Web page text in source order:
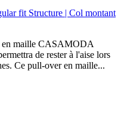
fit Structure | Col montant
en maille CASAMODA
de rester à l'aise lors
Ce pull-over en maille...